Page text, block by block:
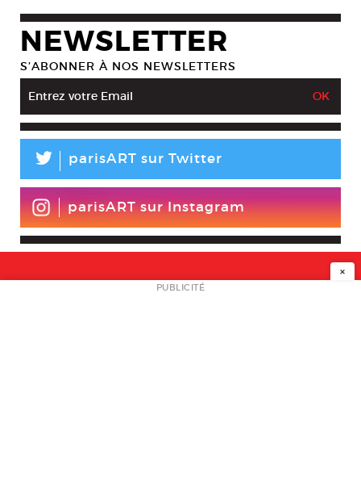
NEWSLETTER
S’ABONNER À NOS NEWSLETTERS
L parisART sur Twitter
parisART sur Instagram
NEWSLETTER
×
PUBLICITÉ